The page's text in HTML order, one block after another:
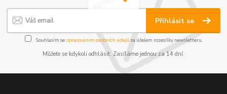
Přihlásit se
Souhlasím se zpracováním osobních údajůza účelem rozesílky newsletteru.
Můžete se kdykoli odhlásit. Zasíláme jednou za 14 dní.